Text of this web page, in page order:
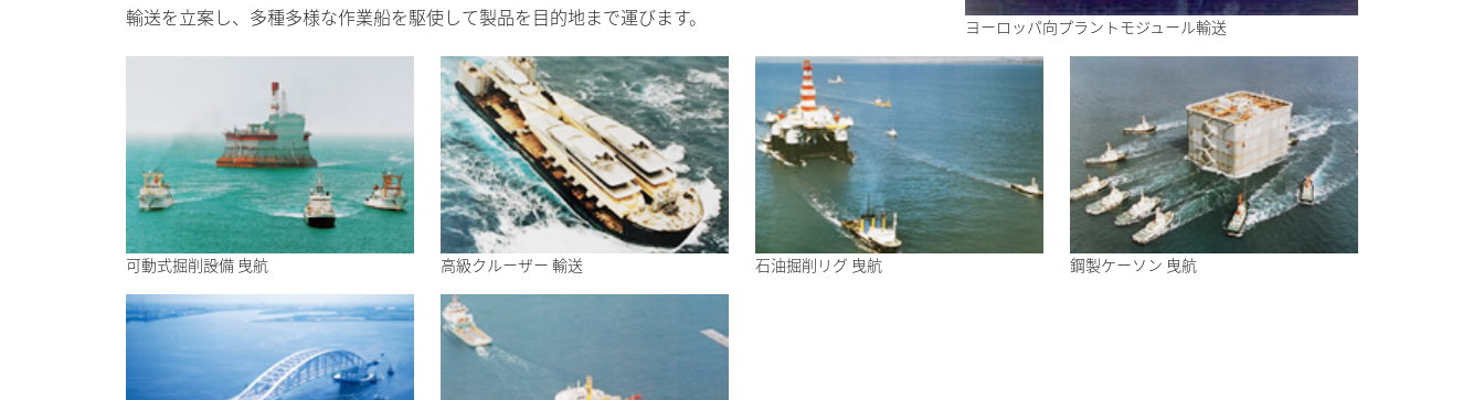
ヨーロッパ向プラントモジュール輸送
輸送を立案し、多種多様な作業船を駆使して製品を目的地まで運びます。
可動式掘削設備 曳航 高級クルーザー 輸送 石油掘削リグ 曳航 鋼製ケーソン 曳航